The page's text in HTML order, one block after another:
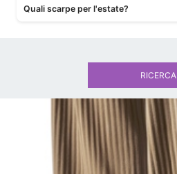
Quali scarpe per l'estate?
RICERCA